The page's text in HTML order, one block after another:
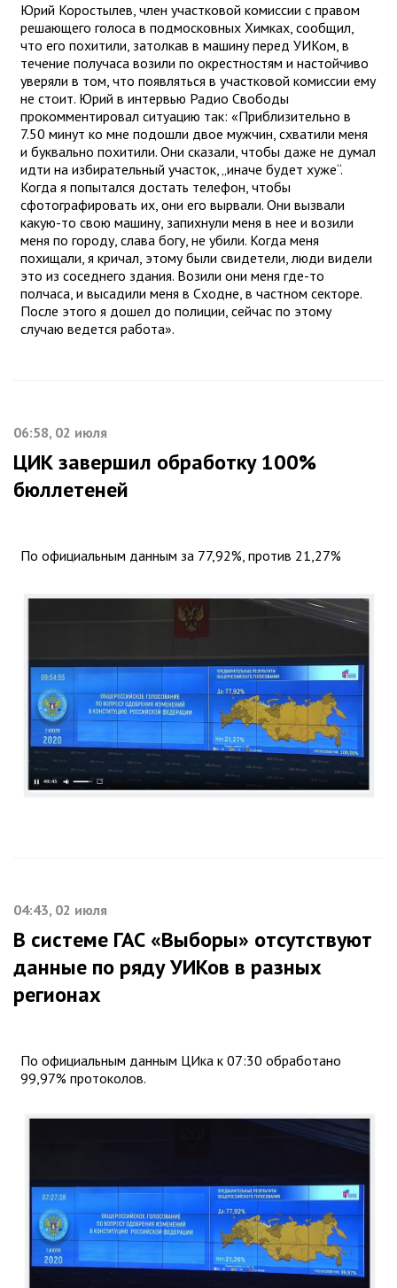
Юрий Коростылев, член участковой комиссии с правом
решающего голоса в подмосковных Химках, сообщил,
что его похитили, затолкав в машину перед УИКом, в
течение получаса возили по окрестностям и настойчиво
уверяли в том, что появляться в участковой комиссии ему
не стоит. Юрий в интервью Радио Свободы
прокомментировал ситуацию так: «Приблизительно в
7.50 минут ко мне подошли двое мужчин, схватили меня
и буквально похитили. Они сказали, чтобы даже не думал
идти на избирательный участок, „иначе будет хуже“.
Когда я попытался достать телефон, чтобы
сфотографировать их, они его вырвали. Они вызвали
какую-то свою машину, запихнули меня в нее и возили
меня по городу, слава богу, не убили. Когда меня
похищали, я кричал, этому были свидетели, люди видели
это из соседнего здания. Возили они меня где-то
полчаса, и высадили меня в Сходне, в частном секторе.
После этого я дошел до полиции, сейчас по этому
случаю ведется работа».
06:58, 02 июля
ЦИК завершил обработку 100%
бюллетеней
По официальным данным за 77,92%, против 21,27%
04:43, 02 июля
В системе ГАС «Выборы» отсутствуют
данные по ряду УИКов в разных
регионах
По официальным данным ЦИка к 07:30 обработано
99,97% протоколов.